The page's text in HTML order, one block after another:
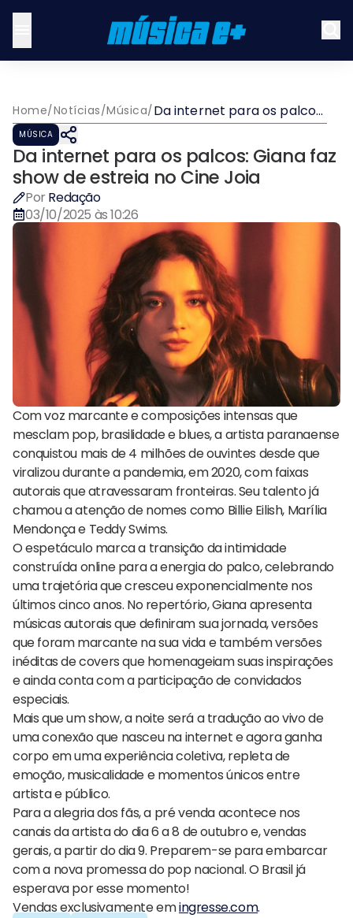
Home/Notícias/Música/Da internet para os palcos:
Giana faz show de estreia
MÚSICA
Da internet para os palcos: Giana faz
show de estreia no Cine Joia
Por Redação
03/10/2025 às 10:26
Com voz marcante e composições intensas que
mesclam pop, brasilidade e blues, a artista paranaense
conquistou mais de 4 milhões de ouvintes desde que
viralizou durante a pandemia, em 2020, com faixas
autorais que atravessaram fronteiras. Seu talento já
chamou a atenção de nomes como Billie Eilish, Marília
Mendonça e Teddy Swims.
O espetáculo marca a transição da intimidade
construída online para a energia do palco, celebrando
uma trajetória que cresceu exponencialmente nos
últimos cinco anos. No repertório, Giana apresenta
músicas autorais que definiram sua jornada, versões
que foram marcante na sua vida e também versões
inéditas de covers que homenageiam suas inspirações
e ainda conta com a participação de convidados
especiais.
Mais que um show, a noite será a tradução ao vivo de
uma conexão que nasceu na internet e agora ganha
corpo em uma experiência coletiva, repleta de
emoção, musicalidade e momentos únicos entre
artista e público.
Para a alegria dos fãs, a pré venda acontece nos
canais da artista do dia 6 a 8 de outubro e, vendas
gerais, a partir do dia 9. Preparem-se para embarcar
com a nova promessa do pop nacional. O Brasil já
esperava por esse momento!
Vendas exclusivamente emingresse.com.